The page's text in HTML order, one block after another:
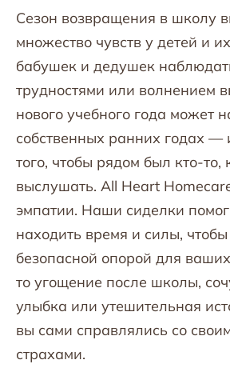
Сезон возвращения в школу
множество чувств у детей и
бабушек и дедушек
трудностями или волнением
нового учебного года может
собственных ранних годах —
того, чтобы рядом был кто-то,
выслушать. All Heart
эмпатии. Наши сиделки
находить время и силы,
безопасной опорой для
то угощение после школы,
улыбка или утешительная
вы сами справлялись со
страхами.